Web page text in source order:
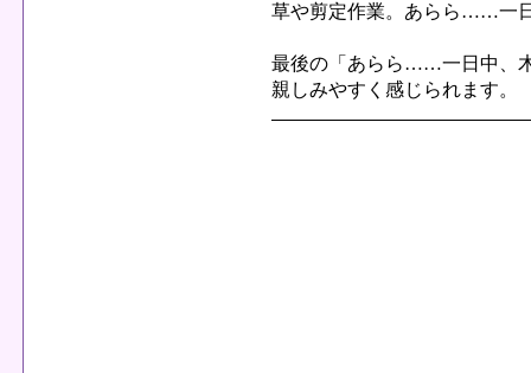
草や剪定作業。あらら……一
最後の「あらら……一日中、
親しみやすく感じられます。